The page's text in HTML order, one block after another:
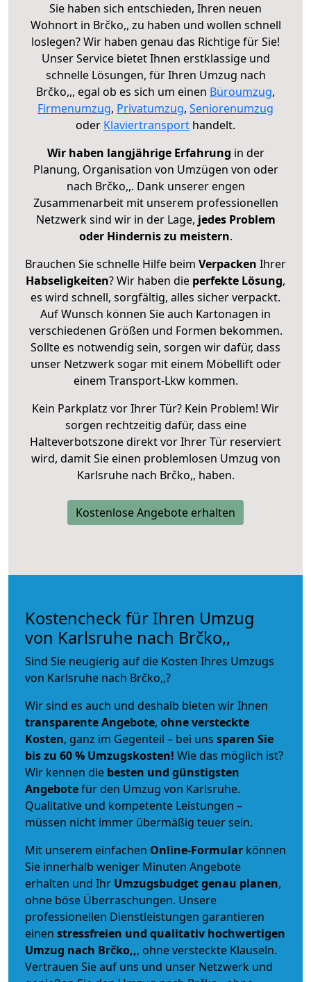
Sie haben sich entschieden, Ihren neuen
Wohnort in Brčko,, zu haben und wollen schnell
loslegen? Wir haben genau das Richtige für Sie!
Unser Service bietet Ihnen erstklassige und
schnelle Lösungen, für Ihren Umzug nach
Brčko,,, egal ob es sich um einen Büroumzug,
Firmenumzug, Privatumzug, Seniorenumzug
oder Klaviertransport handelt.
Wir haben langjährige Erfahrung in der
Planung, Organisation von Umzügen von oder
nach Brčko,,. Dank unserer engen
Zusammenarbeit mit unserem professionellen
Netzwerk sind wir in der Lage, jedes Problem
oder Hindernis zu meistern.
Brauchen Sie schnelle Hilfe beim Verpacken Ihrer
Habseligkeiten? Wir haben die perfekte Lösung,
es wird schnell, sorgfältig, alles sicher verpackt.
Auf Wunsch können Sie auch Kartonagen in
verschiedenen Größen und Formen bekommen.
Sollte es notwendig sein, sorgen wir dafür, dass
unser Netzwerk sogar mit einem Möbellift oder
einem Transport-Lkw kommen.
Kein Parkplatz vor Ihrer Tür? Kein Problem! Wir
sorgen rechtzeitig dafür, dass eine
Halteverbotszone direkt vor Ihrer Tür reserviert
wird, damit Sie einen problemlosen Umzug von
Karlsruhe nach Brčko,, haben.
Kostenlose Angebote erhalten
Kostencheck für Ihren Umzug
von Karlsruhe nach Brčko,,
Sind Sie neugierig auf die Kosten Ihres Umzugs
von Karlsruhe nach Brčko,,?
Wir sind es auch und deshalb bieten wir Ihnen
transparente Angebote, ohne versteckte
Kosten, ganz im Gegenteil – bei uns sparen Sie
bis zu 60 % Umzugskosten! Wie das möglich ist?
Wir kennen die besten und günstigsten
Angebotefür den Umzug von Karlsruhe.
Qualitative und kompetente Leistungen –
müssen nicht immer übermäßig teuer sein.
Mit unserem einfachen Online-Formular können
Sie innerhalb weniger Minuten Angebote
erhalten und Ihr Umzugsbudgetgenau planen,
ohne böse Überraschungen. Unsere
professionellen Dienstleistungen garantieren
einen stressfreien und qualitativ hochwertigen
Umzug nach Brčko,,, ohne versteckte Klauseln.
Vertrauen Sie auf uns und unser Netzwerk und